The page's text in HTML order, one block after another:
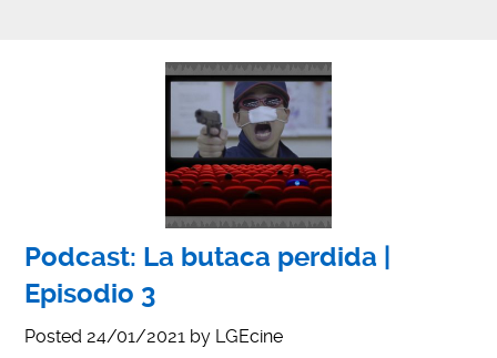
Podcast: La butaca perdida |
Episodio 3
Posted 24/01/2021 by LGEcine